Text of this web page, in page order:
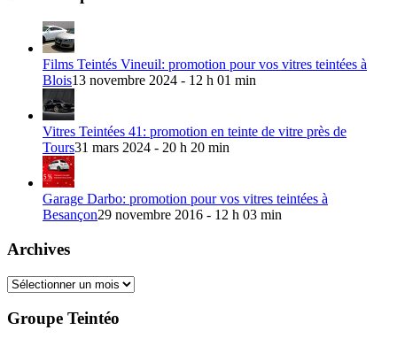
Films Teintés Vineuil: promotion pour vos vitres teintées à
Blois13 novembre 2024 - 12 h 01 min
Vitres Teintées 41: promotion en teinte de vitre près de
Tours31 mars 2024 - 20 h 20 min
Garage Darbo: promotion pour vos vitres teintées à
Besançon29 novembre 2016 - 12 h 03 min
Archives
Archives
Groupe Teintéo